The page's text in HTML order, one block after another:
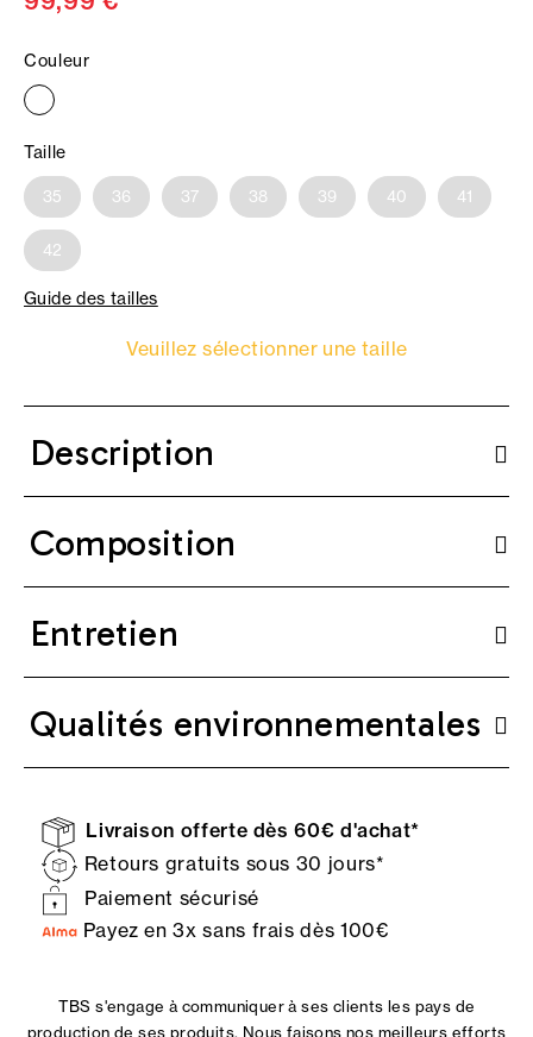
Couleur
Taille
35 36 37 38 39 40 41
42
Guide des tailles
Veuillez sélectionner une taille
Description
Composition
Entretien
Qualités environnementales
Livraison offerte dès 60€ d'achat*
Retours gratuits sous 30 jours*
Paiement sécurisé
Payez en 3x sans frais dès 100€
TBS s'engage à communiquer à ses clients les pays de
production de ses produits. Nous faisons nos meilleurs efforts